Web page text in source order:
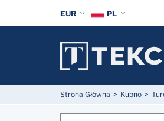
Strona Główna Kupno
EUR PL